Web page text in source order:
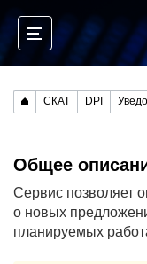
СКАТ DPI
Общее
Сервис позволяет
о новых
планируемых